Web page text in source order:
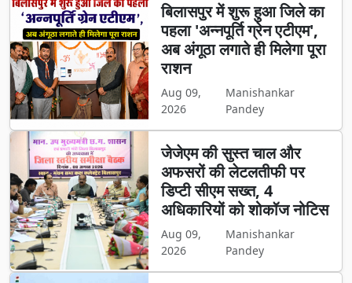
बिलासपुर में शुरू हुआ जिले का
पहला 'अन्नपूर्ति ग्रेन एटीएम',
अब अंगूठा लगाते ही मिलेगा पूरा
राशन
Aug 09,
2026
Manishankar
Pandey
जेजेएम की सुस्त चाल और
अफसरों की लेटलतीफी पर
डिप्टी सीएम सख्त, 4
अधिकारियों को शोकॉज नोटिस
Aug 09,
2026
Manishankar
Pandey